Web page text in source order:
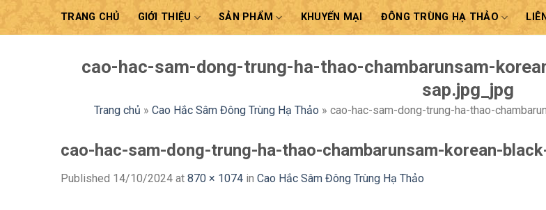
Skip
TRANG CHỦ GIỚI THIỆU SẢN PHẨM KHUYẾN MẠI ĐÔNG TRÙNG HẠ THẢO
cao-hac-sam-dong-trung-ha-thao-chambarunsam-
sap.jpg_jpg
Trang chủ » Cao Hắc Sâm Đông Trùng Hạ Thảo » cao-hac-sam-dong-trung-ha-thao-
cao-hac-sam-dong-trung-ha-thao-chambarunsam-korean-
Published 14/10/2024 at 870 × 1074 in Cao Hắc Sâm Đông Trùng Hạ Thảo